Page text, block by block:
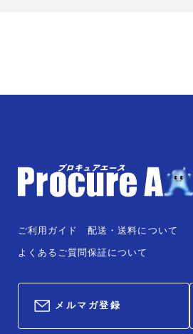
ご利用ガイド
よくあるご質問
配送・送料について
保証について
メルマガ登録